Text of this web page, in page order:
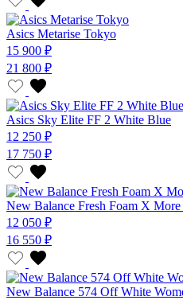
Asics Metarise Tokyo
15 900 ₽
21 800 ₽
Asics Sky Elite FF 2 White Blue
12 250 ₽
17 750 ₽
New Balance Fresh Foam X
12 050 ₽
16 550 ₽
New Balance 574 Off White